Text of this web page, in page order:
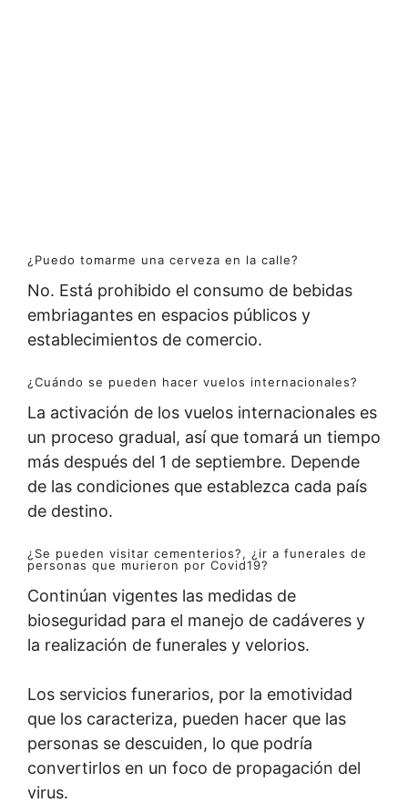
¿Puedo tomarme una cerveza en la calle?
No. Está prohibido el consumo de bebidas
embriagantes en espacios públicos y
establecimientos de comercio.
¿Cuándo se pueden hacer vuelos internacionales?
La activación de los vuelos internacionales es
un proceso gradual, así que tomará un tiempo
más después del 1 de septiembre. Depende
de las condiciones que establezca cada país
de destino.
¿Se pueden visitar cementerios?, ¿ir a funerales de
personas que murieron por Covid19?
Continúan vigentes las medidas de
bioseguridad para el manejo de cadáveres y
la realización de funerales y velorios.
Los servicios funerarios, por la emotividad
que los caracteriza, pueden hacer que las
personas se descuiden, lo que podría
convertirlos en un foco de propagación del
virus.